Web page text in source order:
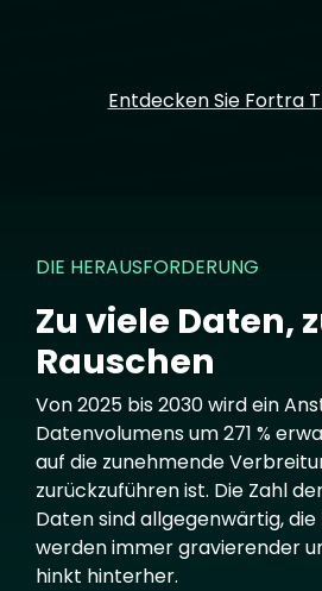
Entdecken Sie Fortra
DIE HERAUSFORDERUNG
Zu viele Daten,
Rauschen
Von 2025 bis 2030 wird ein
Datenvolumens um 271 %
auf die zunehmende
zurückzuführen ist. Die Zahl
Daten sind allgegenwärtig,
werden immer gravierender
hinkt hinterher.